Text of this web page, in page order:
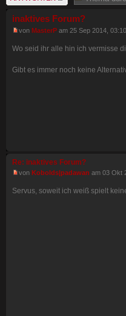
inaktives Forum?
von MasterP am 25 Sep 2014,
Wo seid ihr alle hin ich vermisse
Gibt es immer noch keine
Re: inaktives Forum?
von Kobolds|padawan am 03 Okt
Servus, soweit ich weiß spielt